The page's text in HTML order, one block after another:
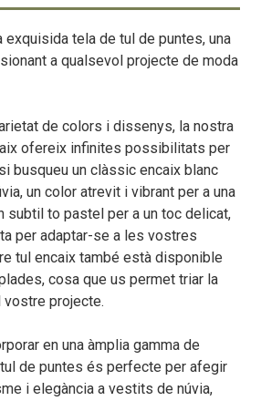
exquisida tela de tul de puntes, una
a qualsevol projecte de moda
de colors i dissenys, la nostra
ofereix infinites possibilitats per
busqueu un clàssic encaix blanc
un color atrevit i vibrant per a una
subtil to pastel per a un toc delicat,
per adaptar-se a les vostres
tul encaix també està disponible
cosa que us permet triar la
projecte.
en una àmplia gamma de
de puntes és perfecte per afegir
i elegància a vestits de núvia,